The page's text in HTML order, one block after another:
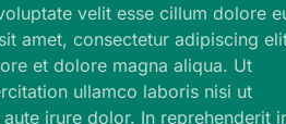
velit esse cillum dolore
amet, consectetur adipiscing
et dolore magna aliqua. Ut
ullamco laboris nisi ut
irure dolor. In reprehenderit